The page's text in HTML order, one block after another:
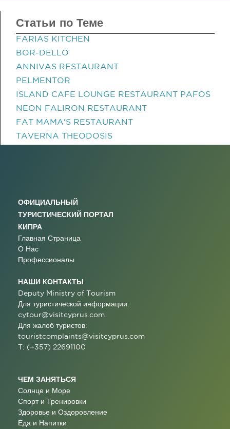
Статьи по Теме
FARIAS KITCHEN
BOR-DELLO
ANNIVAS RESTAURANT
PELMENTOR
ISLAND CAFE LOUNGE RESTAURANT PAFOS
NEON FALIRON RESTAURANT
FAT MAMA'S RESTAURANT
TAVERNA THEODOSIS
ОФИЦИАЛЬНЫЙ
ТУРИСТИЧЕСКИЙ ПОРТАЛ
КИПРА
Главная Страница
О Нас
Профессионалы
НАШИ КОНТАКТЫ
Deputy Ministry of Tourism
Для туристической информации:
cytour@visitcyprus.com
Для жалоб туристов:
touristcomplaints@visitcyprus.com
T: (+357) 22691100
ЧЕМ ЗАНЯТЬСЯ
Солнце и Море
Спорт и Тренировки
Здоровье и Оздоровление
Еда и Напитки